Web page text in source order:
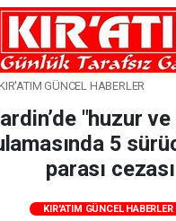
GÜNCEL HABERLER
"huzur
5
parası cezası
KIR'ATIM GÜNCEL HABERLER